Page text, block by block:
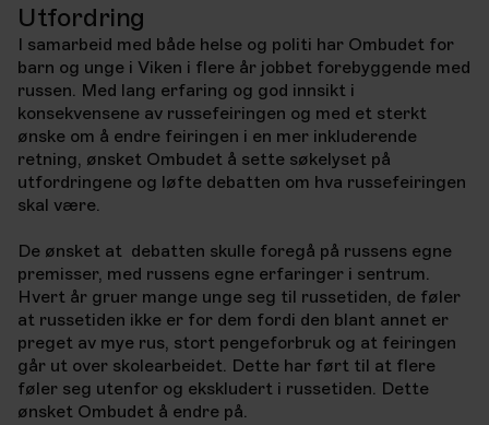
År
2022
Leveranse
Film Konsept Rådgivning
Annonsering
Kampanje
Utfordring
I samarbeid med både helse og politi har Ombudet for
barn og unge i Viken i flere år jobbet forebyggende med
russen. Med lang erfaring og god innsikt i
konsekvensene av russefeiringen og med et sterkt
ønske om å endre feiringen i en mer inkluderende
retning, ønsket Ombudet å sette søkelyset på
utfordringene og løfte debatten om hva russefeiringen
skal være.
De ønsket at debatten skulle foregå på russens egne
premisser, med russens egne erfaringer i sentrum.
Hvert år gruer mange unge seg til russetiden, de føler
at russetiden ikke er for dem fordi den blant annet er
preget av mye rus, stort pengeforbruk og at feiringen
går ut over skolearbeidet. Dette har ført til at flere
føler seg utenfor og ekskludert i russetiden. Dette
ønsket Ombudet å endre på.